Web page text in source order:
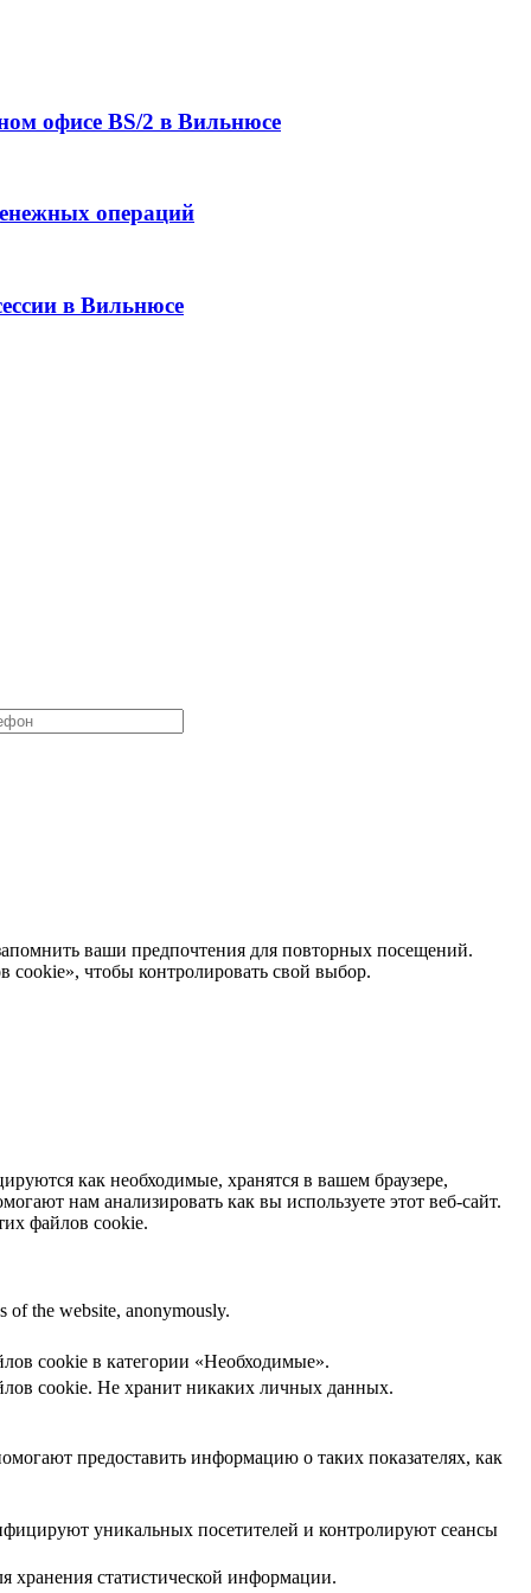
офисе BS/2 в Вильнюсе
операций
в Вильнюсе
ваши предпочтения для повторных посещений.
чтобы контролировать свой выбор.
как необходимые, хранятся в вашем браузере,
нам анализировать как вы используете этот веб-сайт.
файлов cookie.
of the website, anonymously.
cookie в категории «Необходимые».
cookie. Не хранит никаких личных данных.
предоставить информацию о таких показателях, как
уникальных посетителей и контролируют сеансы
хранения статистической информации.